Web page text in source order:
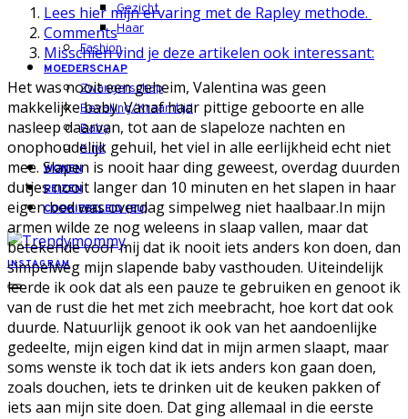
Gezicht
Haar
Fashion
MOEDERSCHAP
Zwangerschap
Bevalling/Kraamtijd
Baby
Kind
WONEN
REIZEN
COOKIEBELEID (EU)
INSTAGRAM
Lees hier mijn ervaring met de Rapley methode.
Comments
Misschien vind je deze artikelen ook interessant:
Het was nooit een geheim, Valentina was geen
makkelijke baby. Vanaf haar pittige geboorte en alle
nasleep daarvan, tot aan de slapeloze nachten en
onophoudelijk gehuil, het viel in alle eerlijkheid echt niet
mee. Slapen is nooit haar ding geweest, overdag duurden
dutjes nooit langer dan 10 minuten en het slapen in haar
eigen bed was overdag simpelweg niet haalbaar.In mijn
armen wilde ze nog weleens in slaap vallen, maar dat
betekende voor mij dat ik nooit iets anders kon doen, dan
simpelweg mijn slapende baby vasthouden. Uiteindelijk
leerde ik ook dat als een pauze te gebruiken en genoot ik
van de rust die het met zich meebracht, hoe kort dat ook
duurde. Natuurlijk genoot ik ook van het aandoenlijke
gedeelte, mijn eigen kind dat in mijn armen slaapt, maar
soms wenste ik toch dat ik iets anders kon gaan doen,
zoals douchen, iets te drinken uit de keuken pakken of
iets aan mijn site doen. Dat ging allemaal in die eerste